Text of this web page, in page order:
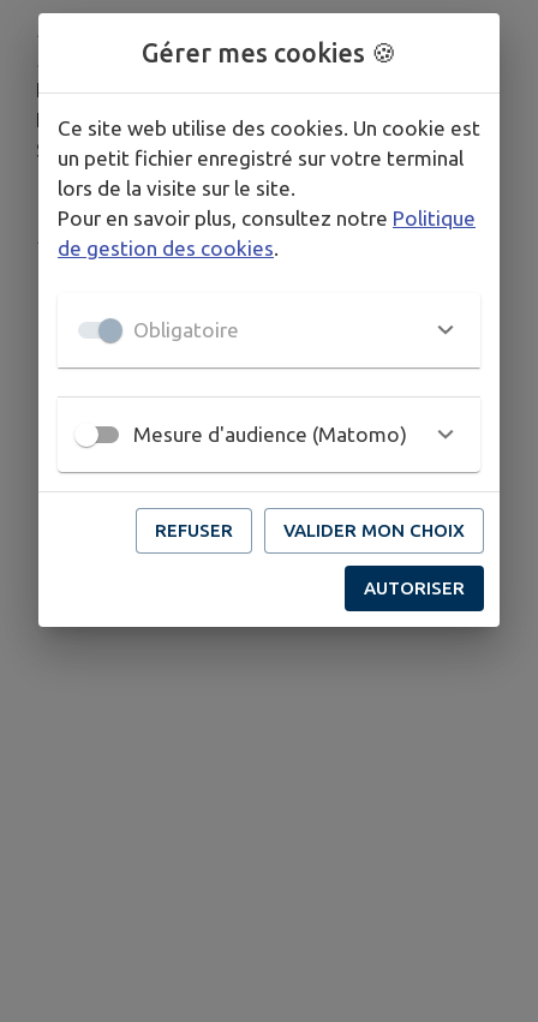
bancaires :
La Poste de Cholet Travot – 71 place Travot
Lundi à vendredi : 9h00 – 12h30 / 14h00 - 18h30
Samedi : 9h00- 12h30
Publié par La Mairie de La Romagne
Gérer mes cookies 🍪
Ce site web utilise des cookies. Un cookie est
un petit fichier enregistré sur votre terminal
lors de la visite sur le site.
Pour en savoir plus, consultez notre Politique
de gestion des cookies
Obligatoire
Mesure d'audience (Matomo)
REFUSER VALIDER MON CHOIX
AUTORISER